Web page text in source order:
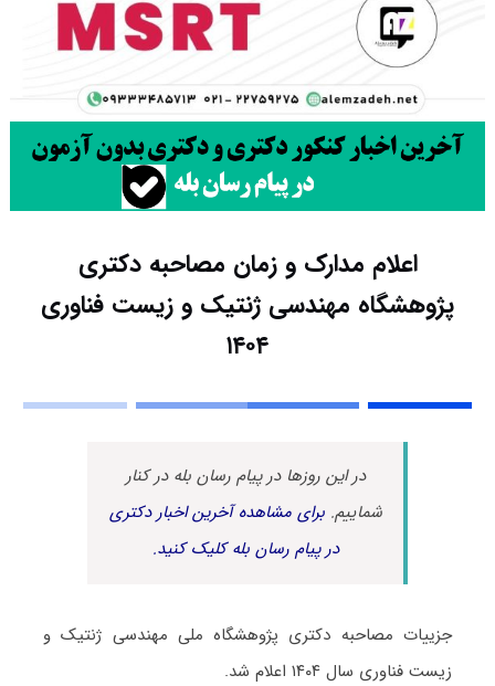
اعلام مدارک و زمان مصاحبه دکتری
پژوهشگاه مهندسی ژنتیک و زیست فناوری
۱۴۰۴
در این روزها در پیام رسان بله در کنار
شماییم.برای مشاهده آخرین اخبار دکتری
در پیام رسان بله کلیک کنید.
جزییات مصاحبه دکتری پژوهشگاه ملی مهندسی ژنتیک و
زیست فناوری سال ۱۴۰۴ اعلام شد.